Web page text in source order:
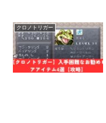
クロノトリガー